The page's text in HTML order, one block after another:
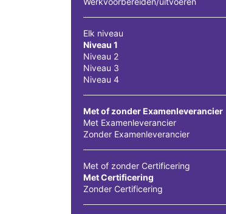
Elk niveau
Niveau 1
Niveau 2
Niveau 3
Niveau 4
Met of zonder Examenleverancier
Met Examenleverancier
Zonder Examenleverancier
Met of zonder Certificering
Met Certificering
Zonder Certificering